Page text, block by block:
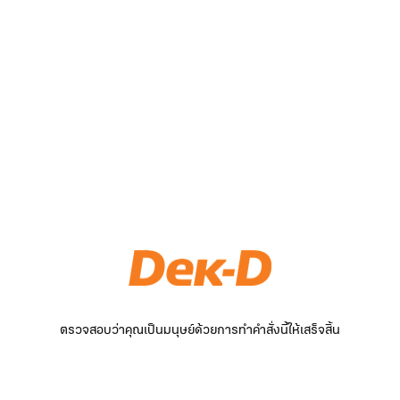
ตรวจสอบว่าคุณเป็นมนุษย์ด้วยการทำคำสั่งนี้ให้เสร็จสิ้น